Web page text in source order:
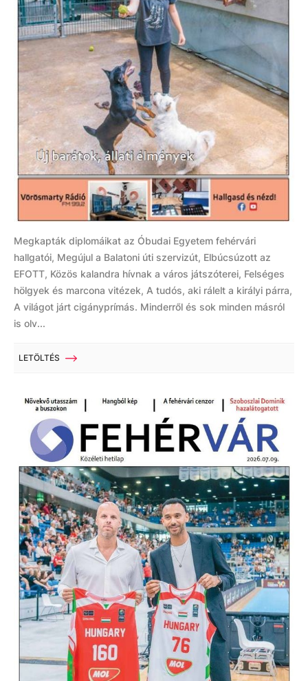
Megkapták diplomáikat az Óbudai Egyetem fehérvári
hallgatói, Megújul a Balatoni úti szervizút, Elbúcsúzott az
EFOTT, Közös kalandra hívnak a város játszóterei, Felséges
hölgyek és marcona vitézek, A tudós, aki rálelt a királyi párra,
A világot járt cigányprímás. Minderről és sok minden másról
is olv...
LETÖLTÉS